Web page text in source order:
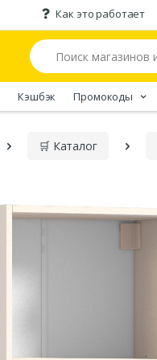
Как это работает
Кэшбэк Промокоды
🛒 Каталог